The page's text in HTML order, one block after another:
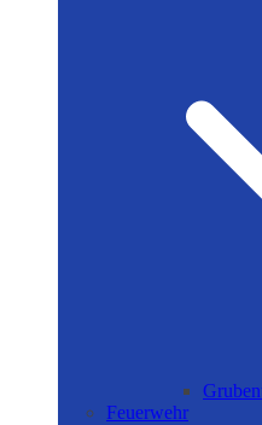
Feuerwehr